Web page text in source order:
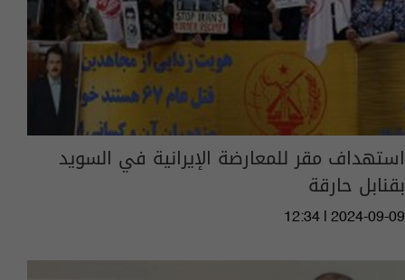
استهداف مقر للمعارضة الإيرانية في السويد
بقنابل حارقة
12:34 | 2024-09-09